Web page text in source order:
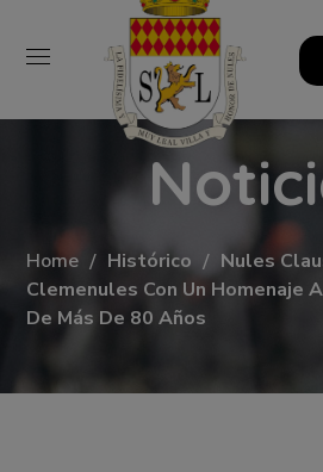
Home Histórico
Nules
Clemenules Con Un Homenaje
De Más De 80 Años